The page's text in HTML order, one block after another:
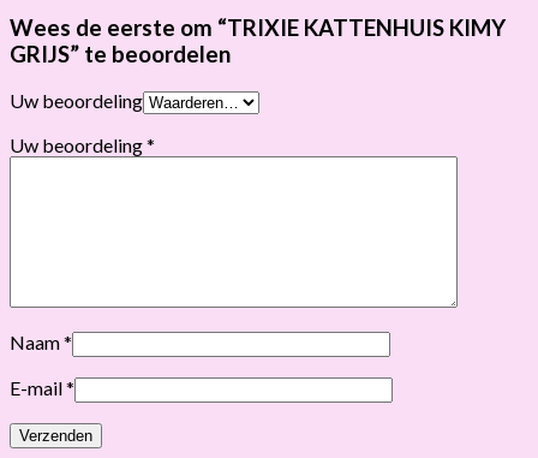
Wees de eerste om “TRIXIE KATTENHUIS KIMY
GRIJS” te beoordelen
Uw beoordeling
Uw beoordeling*
Naam*
E-mail*